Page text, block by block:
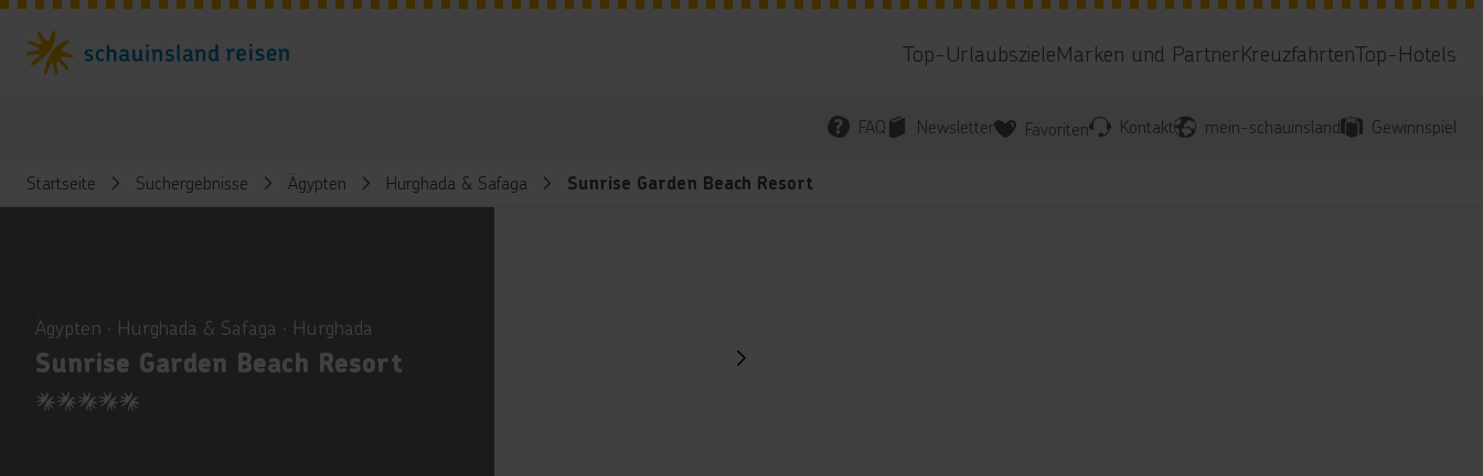
Top-UrlaubszieleMarken und PartnerKreuzfahrtenTop-Hotels
FAQ Newsletter Favoriten Kontakt mein-schauinsland Gewinnspiel
Startseite Suchergebnisse Ägypten Hurghada & Safaga Sunrise Garden Beach Resort
Ägypten ∙ Hurghada & Safaga ∙ Hurghada
Sunrise Garden Beach Resort
5